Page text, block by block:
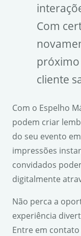
Com
próximo
cliente
Com o Espelho
podem criar
do seu evento
impressões
convidados
digitalmente
Não perca a
experiência
Entre em